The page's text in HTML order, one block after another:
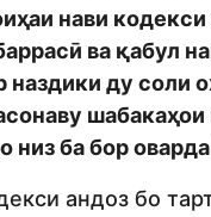
нави кодекси
ва қабул
ду соли
низ ба бор
андоз бо